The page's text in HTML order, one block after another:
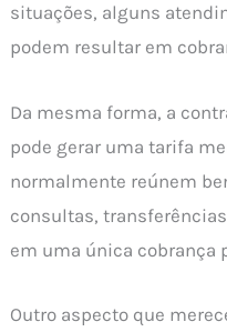
situações, alguns
podem resultar em
Da mesma forma, a
pode gerar uma tarifa
normalmente reúnem
consultas,
em uma única cobrança
Outro aspecto que